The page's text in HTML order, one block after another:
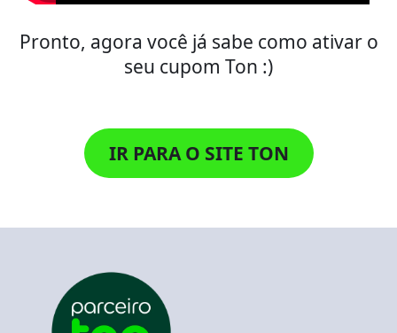
Pronto, agora você já sabe como ativar o
seu cupom Ton :)
IR PARA O SITE TON